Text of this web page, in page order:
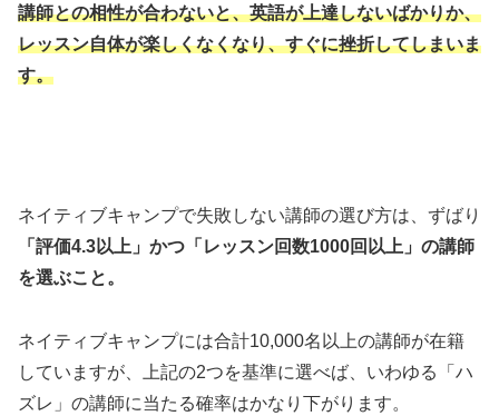
講師との相性が合わないと、英語が上達しないばかりか、
レッスン自体が楽しくなくなり、すぐに挫折してしまいま
す。
ネイティブキャンプで失敗しない講師の選び方は、ずばり
「評価4.3以上」かつ「レッスン回数1000回以上」の講師
を選ぶこと。
ネイティブキャンプには合計10,000名以上の講師が在籍
していますが、上記の2つを基準に選べば、いわゆる「ハ
ズレ」の講師に当たる確率はかなり下がります。